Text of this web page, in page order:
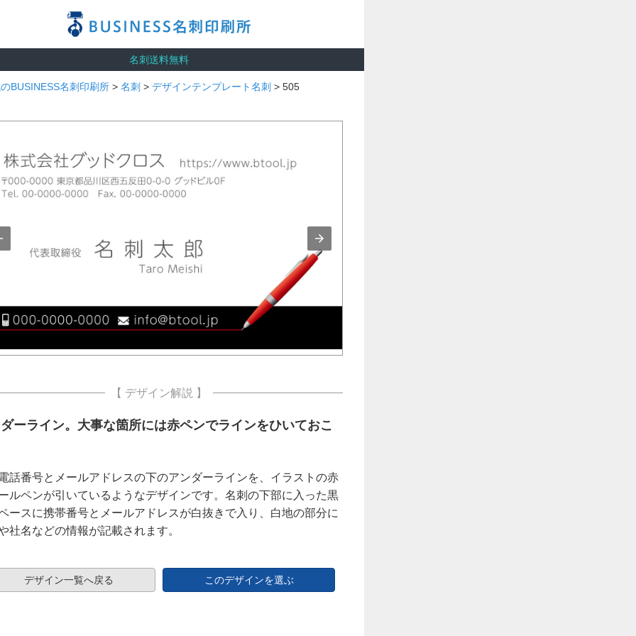
名刺送料無料
BUSINESS名刺印刷所 > 名刺 > デザインテンプレート名刺 > 505
【 デザイン解説 】
ーライン。大事な箇所には赤ペンでラインをひいておこ
話番号とメールアドレスの下のアンダーラインを、イラストの赤
ルペンが引いているようなデザインです。名刺の下部に入った黒
ースに携帯番号とメールアドレスが白抜きで入り、白地の部分に
社名などの情報が記載されます。
デザイン一覧へ戻る このデザインを選ぶ